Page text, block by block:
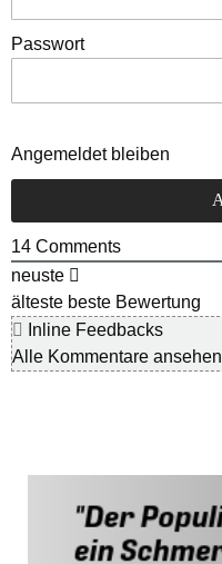
Passwort
Angemeldet bleiben
14 Comments
neuste
älteste beste Bewertung
Inline Feedbacks
Alle Kommentare ansehen